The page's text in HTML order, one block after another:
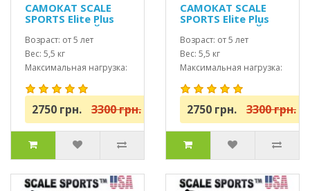
САМОКАТ SCALE
SPORTS Elite Plus
(ss-04) БЕЛЫЙ
Возраст: от 5 лет
Вес: 5,5 кг
Максимальная нагрузка:
до 100 кг
2750 грн. 3300 грн.
САМОКАТ SCALE
SPORTS Elite Plus
(ss-04) ЧЕРНЫЙ
Возраст: от 5 лет
Вес: 5,5 кг
Максимальная нагрузка:
до 100кг
2750 грн. 3300 грн.